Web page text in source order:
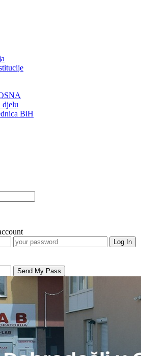
djelu
BiH